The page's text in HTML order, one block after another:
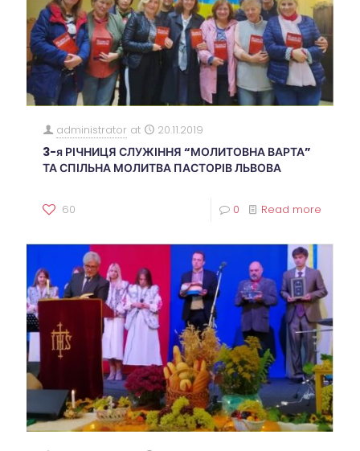
administrator at 20.11.2019
3-я РІЧНИЦЯ СЛУЖІННЯ “МОЛИТОВНА ВАРТА”
ТА СПІЛЬНА МОЛИТВА ПАСТОРІВ ЛЬВОВА
60 0 Read more